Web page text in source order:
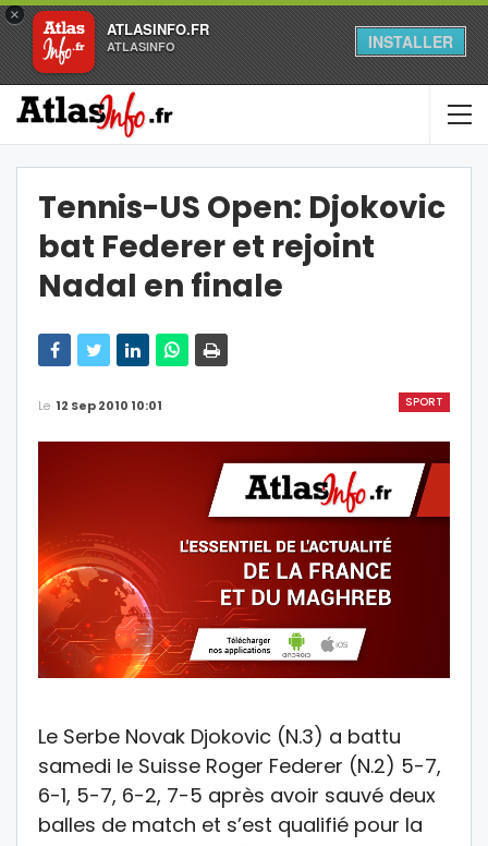
×
ATLASINFO.FR
ATLASINFO INSTALLER
Tennis-US Open: Djokovic
bat Federer et rejoint
Nadal en finale
SPORT
Le 12 Sep 2010 10:01
Le Serbe Novak Djokovic (N.3) a battu
samedi le Suisse Roger Federer (N.2) 5-7,
6-1, 5-7, 6-2, 7-5 après avoir sauvé deux
balles de match et s’est qualifié pour la